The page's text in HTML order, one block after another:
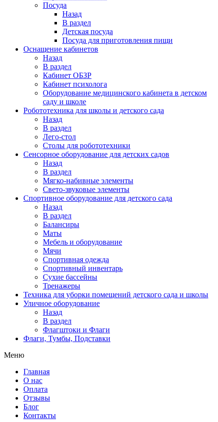
Посуда
Назад
В раздел
Детская посуда
Посуда для приготовления пищи
Оснащение кабинетов
Назад
В раздел
Кабинет ОБЗР
Кабинет психолога
Оборудование медицинского кабинета в детском
саду и школе
Робототехника для школы и детского сада
Назад
В раздел
Лего-стол
Столы для робототехники
Сенсорное оборудование для детских садов
Назад
В раздел
Мягко-набивные элементы
Свето-звуковые элементы
Спортивное оборудование для детского сада
Назад
В раздел
Балансиры
Маты
Мебель и оборудование
Мячи
Спортивная одежда
Спортивный инвентарь
Сухие бассейны
Тренажеры
Техника для уборки помещений детского сада и школы
Уличное оборудование
Назад
В раздел
Флагштоки и Флаги
Флаги, Тумбы, Подставки
Меню
Главная
О нас
Оплата
Отзывы
Блог
Контакты